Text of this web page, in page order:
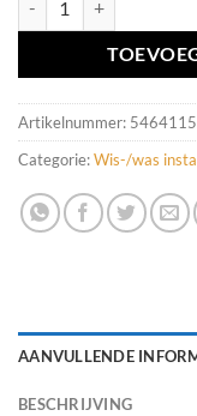
Artikelnummer: 5464115
Categorie:Wis-/was
AANVULLENDE
BESCHRIJVING